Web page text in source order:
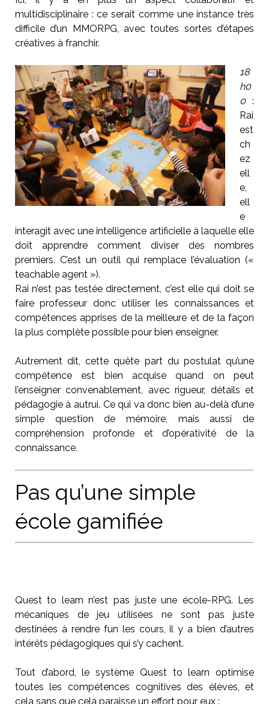
multidisciplinaire : ce serait comme une instance très
difficile d’un MMORPG, avec toutes sortes d’étapes
créatives à franchir.
18
h0
0:
Rai
est
ch
ez
ell
e,
ell
e
interagit avec une intelligence artificielle à laquelle elle
doit apprendre comment diviser des nombres
premiers. C’est un outil qui remplace l’évaluation («
teachable agent »).
Rai n’est pas testée directement, c’est elle qui doit se
faire professeur donc utiliser les connaissances et
compétences apprises de la meilleure et de la façon
la plus complète possible pour bien enseigner.
Autrement dit, cette quête part du postulat qu’une
compétence est bien acquise quand on peut
l’enseigner convenablement, avec rigueur, détails et
pédagogie à autrui. Ce qui va donc bien au-delà d’une
simple question de mémoire, mais aussi de
compréhension profonde et d’opérativité de la
connaissance.
Pas qu’une simple
école gamifiée
Quest to learn n’est pas juste une école-RPG. Les
mécaniques de jeu utilisées ne sont pas juste
destinées à rendre fun les cours, il y a bien d’autres
intérêts pédagogiques qui s’y cachent.
Tout d’abord, le système Quest to learn optimise
toutes les compétences cognitives des élèves, et
cela sans que cela paraisse un effort pour eux :